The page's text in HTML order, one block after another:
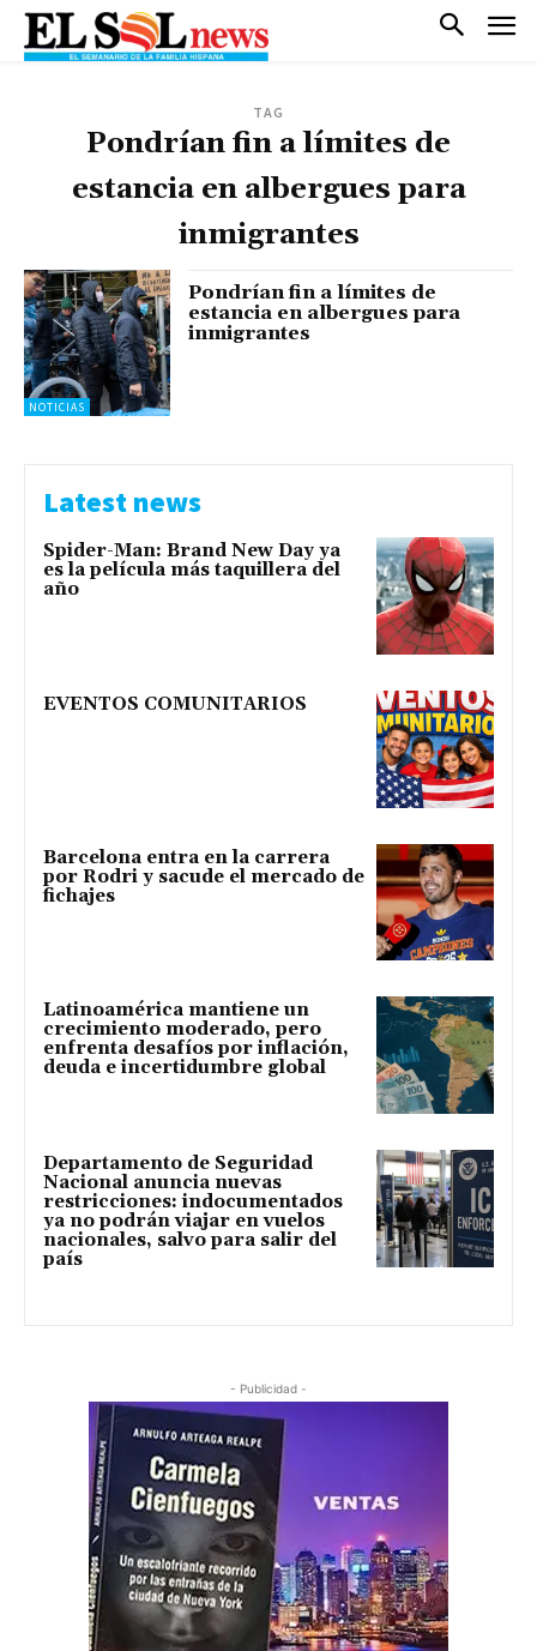
TAG
Pondrían fin a límites de
estancia en albergues para
inmigrantes
NOTICIAS
Pondrían fin a límites de
estancia en albergues para
inmigrantes
Latest news
Spider-Man: Brand New Day ya
es la película más taquillera del
año
EVENTOS COMUNITARIOS
Barcelona entra en la carrera
por Rodri y sacude el mercado de
fichajes
Latinoamérica mantiene un
crecimiento moderado, pero
enfrenta desafíos por inflación,
deuda e incertidumbre global
Departamento de Seguridad
Nacional anuncia nuevas
restricciones: indocumentados
ya no podrán viajar en vuelos
nacionales, salvo para salir del
país
- Publicidad -